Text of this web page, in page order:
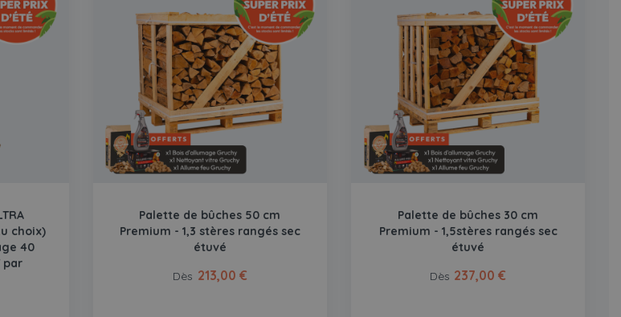
choix)
40
par
Palette de bûches 50 cm
Premium - 1,3 stères rangés sec
étuvé
Dès 213,00 €
Palette de bûches 30 cm
Premium - 1,5stères rangés sec
étuvé
Dès 237,00 €